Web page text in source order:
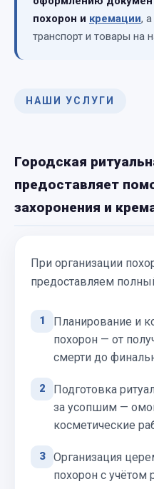
похорон и кремации,
транспорт и товары на
НАШИ УСЛУГИ
Городская
предоставляет
захоронения и
При организации
предоставляем
1
Планирование и
похорон — от
смерти до
2
Подготовка
за усопшим —
косметические
3
Организация
похорон с учётом